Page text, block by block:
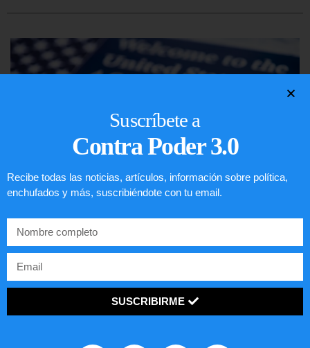
Preguntas frecuentes sobre la visa
EE.UU. 2020
Suscríbete a
Contra Poder 3.0
Recibe todas las noticias, artículos, información sobre política,
enchufados y más, suscribiéndote con tu email.
SUSCRIBIRME